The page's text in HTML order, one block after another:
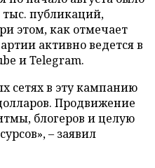
тыс. публикаций,
этом, как отмечает
активно ведется в
и Telegram.
сетях в эту кампанию
Продвижение
блогеров и целую
– заявил